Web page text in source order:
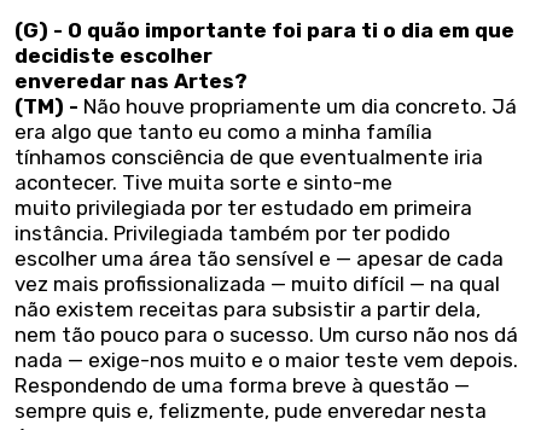
(G) - O quão importante foi para ti o dia em que
decidiste escolher
enveredar nas Artes?
(TM) - Não houve propriamente um dia concreto. Já
era algo que tanto eu como a minha família
tínhamos consciência de que eventualmente iria
acontecer. Tive muita sorte e sinto-me
muito privilegiada por ter estudado em primeira
instância. Privilegiada também por ter podido
escolher uma área tão sensível e — apesar de cada
vez mais profissionalizada — muito difícil — na qual
não existem receitas para subsistir a partir dela,
nem tão pouco para o sucesso. Um curso não nos dá
nada — exige-nos muito e o maior teste vem depois.
Respondendo de uma forma breve à questão —
sempre quis e, felizmente, pude enveredar nesta